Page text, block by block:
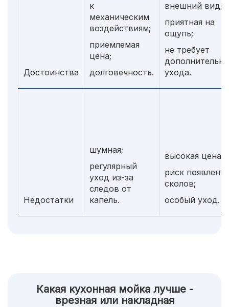
Достоинства
к
механическим
воздействиям;
приемлемая
цена;
долговечность.
внешний вид;
приятная на
ощупь;
не требует
ухода.
Недостатки
шумная;
регулярный
уход из-за
следов от
капель.
высокая цена;
риск появления
сколов;
особый уход.
Какая кухонная мойка лучше -
врезная или накладная